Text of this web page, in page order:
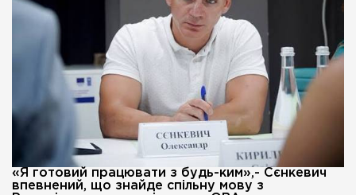
«Я готовий працювати з будь-ким»,- Сєнкевич
впевнений, що знайде спільну мову з